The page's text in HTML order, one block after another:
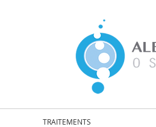
TRAITEMENTS